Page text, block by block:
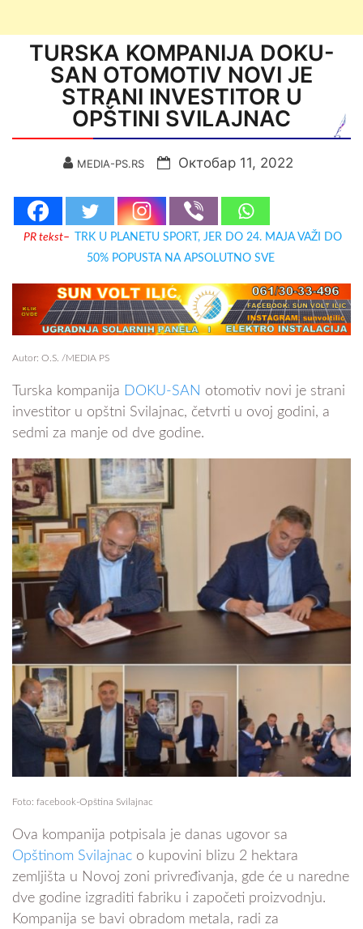
TURSKA KOMPANIJA DOKU-
SAN OTOMOTIV NOVI JE
STRANI INVESTITOR U
OPŠTINI SVILAJNAC
MEDIA-PS.RS Октобар 11, 2022
PR tekst–
TRK U PLANETU SPORT, JER DO 24. MAJA VAŽI DO
50% POPUSTA NA APSOLUTNO SVE
Autor: O.S. /MEDIA PS
Turska kompanija DOKU-SAN otomotiv novi je strani
investitor u opštni Svilajnac, četvrti u ovoj godini, a
sedmi za manje od dve godine.
Foto: facebook-Opština Svilajnac
Ova kompanija potpisala je danas ugovor sa
Opštinom Svilajnac o kupovini blizu 2 hektara
zemljišta u Novoj zoni privređivanja, gde će u naredne
dve godine izgraditi fabriku i započeti proizvodnju.
Kompanija se bavi obradom metala, radi za